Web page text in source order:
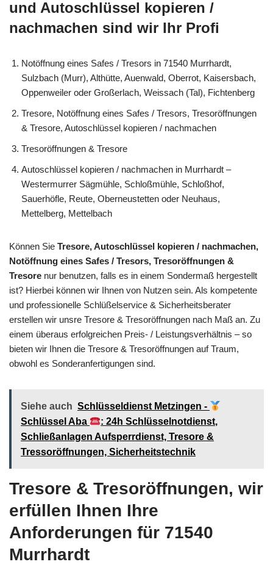
und Autoschlüssel kopieren /
nachmachen sind wir Ihr Profi
Notöffnung eines Safes / Tresors in 71540 Murrhardt,
Sulzbach (Murr), Althütte, Auenwald, Oberrot, Kaisersbach,
Oppenweiler oder Großerlach, Weissach (Tal), Fichtenberg
Tresore, Notöffnung eines Safes / Tresors, Tresoröffnungen
& Tresore, Autoschlüssel kopieren / nachmachen
Tresoröffnungen & Tresore
Autoschlüssel kopieren / nachmachen in Murrhardt –
Westermurrer Sägmühle, Schloßmühle, Schloßhof,
Sauerhöfle, Reute, Oberneustetten oder Neuhaus,
Mettelberg, Mettelbach
Können Sie Tresore, Autoschlüssel kopieren / nachmachen,
Notöffnung eines Safes / Tresors, Tresoröffnungen &
Tresore nur benutzen, falls es in einem Sondermaß hergestellt
ist? Hierbei können wir Ihnen von Nutzen sein. Als kompetente
und professionelle Schlüßelservice & Sicherheitsberater
erstellen wir unsre Tresore & Tresoröffnungen nach Maß an. Zu
einem überaus erfolgreichen Preis- / Leistungsverhältnis – so
bieten wir Ihnen die Tresore & Tresoröffnungen auf Traum,
obwohl es Sonderanfertigungen sind.
Siehe auch Schlüsseldienst Metzingen -
Schlüssel Aba
: 24h Schlüsselnotdienst,
Schließanlagen Aufsperrdienst, Tresore &
Tressoröffnungen, Sicherheitstechnik
Tresore & Tresoröffnungen, wir
erfüllen Ihnen Ihre
Anforderungen für 71540
Murrhardt